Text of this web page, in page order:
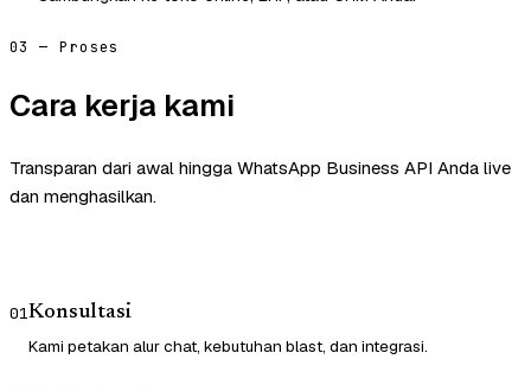
03 — Proses
Cara kerja kami
Transparan dari awal hingga WhatsApp Business API Anda live
dan menghasilkan.
01Konsultasi
Kami petakan alur chat, kebutuhan blast, dan integrasi.